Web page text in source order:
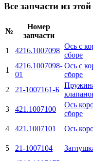
Все запчасти из
№
Номер
запчасти
1 4216.1007098
Ось с
сборе
1
4216.1007098-
01
Ось с
сборе
2
21-1007161-Б
3
421.1007100
Ось
сборе
4
421.1007101 Ось
5
21-1007104